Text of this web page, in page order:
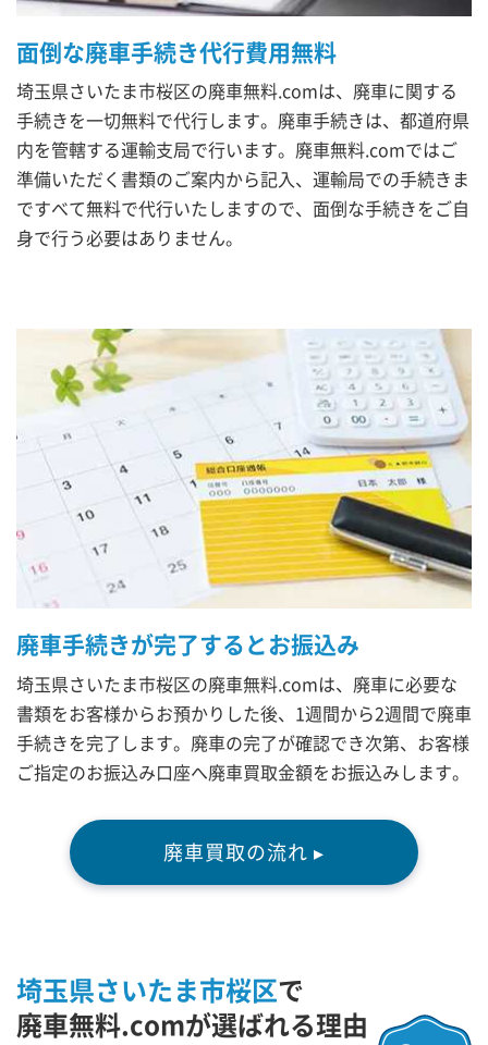
面倒な廃車手続き代行費用無料
埼玉県さいたま市桜区の廃車無料.comは、廃車に関する
手続きを一切無料で代行します。廃車手続きは、都道府県
内を管轄する運輸支局で行います。廃車無料.comではご
準備いただく書類のご案内から記入、運輸局での手続きま
ですべて無料で代行いたしますので、面倒な手続きをご自
身で行う必要はありません。
廃車手続きが完了するとお振込み
埼玉県さいたま市桜区の廃車無料.comは、廃車に必要な
書類をお客様からお預かりした後、1週間から2週間で廃車
手続きを完了します。廃車の完了が確認でき次第、お客様
ご指定のお振込み口座へ廃車買取金額をお振込みします。
廃車買取の流れ ▸
埼玉県さいたま市桜区で
廃車無料.comが選ばれる理由